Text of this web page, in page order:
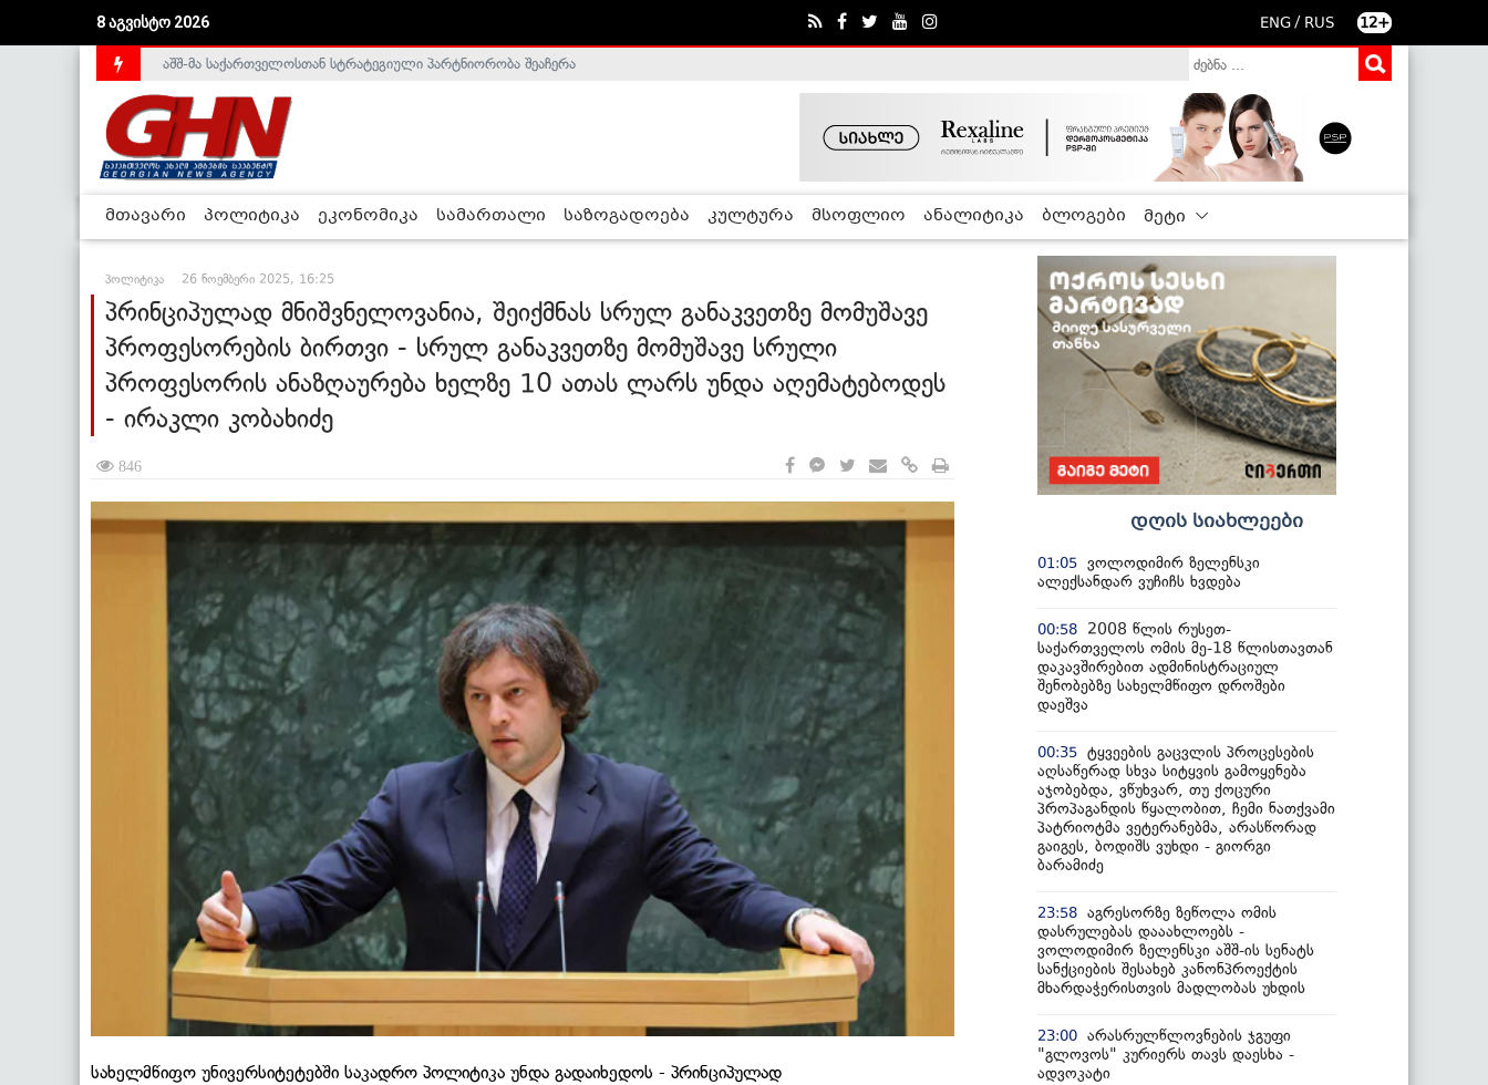
8 აგვისტო 2026 ENG / RUS 12+
საქართველოს დე-ფაქტო მთავრობა არალეგიტიმურია - ჰელსინკის კომისია
აშშ-მა საქართველოსთან სტრატეგიული პარტნიორობა შეაჩერა
მთავარი პოლიტიკა ეკონომიკა სამართალი საზოგადოება კულტურა მსოფლიო ანალიტიკა ბლოგები მეტი
პოლიტიკა 26 ნოემბერი 2025, 16:25
პრინციპულად მნიშვნელოვანია, შეიქმნას სრულ განაკვეთზე მომუშავე
პროფესორების ბირთვი - სრულ განაკვეთზე მომუშავე სრული
პროფესორის ანაზღაურება ხელზე 10 ათას ლარს უნდა აღემატებოდეს
- ირაკლი კობახიძე
846
სახელმწიფო უნივერსიტეტებში საკადრო პოლიტიკა უნდა გადაიხედოს - პრინციპულად
დღის სიახლეები
01:05 ვოლოდიმირ ზელენსკი
ალექსანდარ ვუჩიჩს ხვდება
00:58
2008 წლის რუსეთ-
საქართველოს ომის მე-18 წლისთავთან
დაკავშირებით ადმინისტრაციულ
შენობებზე სახელმწიფო დროშები
დაეშვა
00:35 ტყვეების გაცვლის პროცესების
აღსაწერად სხვა სიტყვის გამოყენება
აჯობებდა, ვწუხვარ, თუ ქოცური
პროპაგანდის წყალობით, ჩემი ნათქვამი
პატრიოტმა ვეტერანებმა, არასწორად
გაიგეს, ბოდიშს ვუხდი - გიორგი
ბარამიძე
23:58 აგრესორზე ზეწოლა ომის
დასრულებას დააახლოებს -
ვოლოდიმირ ზელენსკი აშშ-ის სენატს
სანქციების შესახებ კანონპროექტის
მხარდაჭერისთვის მადლობას უხდის
23:00 არასრულწლოვნების ჯგუფი
"გლოვოს" კურიერს თავს დაესხა -
ადვოკატი